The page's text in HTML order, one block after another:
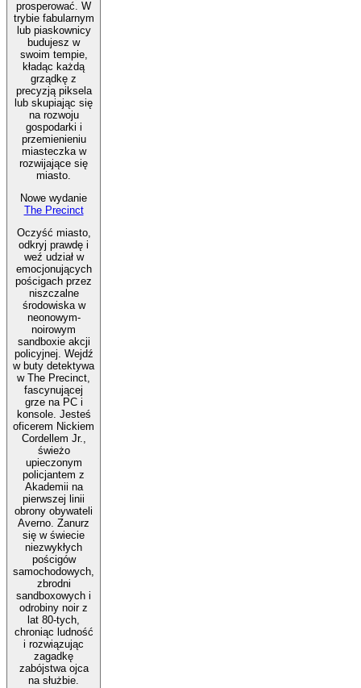
prosperować. W
trybie fabularnym
lub piaskownicy
budujesz w
swoim tempie,
kładąc każdą
grządkę z
precyzją piksela
lub skupiając się
na rozwoju
gospodarki i
przemienieniu
miasteczka w
rozwijające się
miasto.
Nowe wydanie
The Precinct
Oczyść miasto,
odkryj prawdę i
weź udział w
emocjonujących
pościgach przez
niszczalne
środowiska w
neonowym-
noirowym
sandboxie akcji
policyjnej. Wejdź
w buty detektywa
w The Precinct,
fascynującej
grze na PC i
konsole. Jesteś
oficerem Nickiem
Cordellem Jr.,
świeżo
upieczonym
policjantem z
Akademii na
pierwszej linii
obrony obywateli
Averno. Zanurz
się w świecie
niezwykłych
pościgów
samochodowych,
zbrodni
sandboxowych i
odrobiny noir z
lat 80-tych,
chroniąc ludność
i rozwiązując
zagadkę
zabójstwa ojca
na służbie.